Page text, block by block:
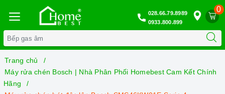
0
028.66.79.8989
0933.800.899
Trang chủ
Máy rửa chén Bosch | Nhà Phân Phối Homebest Cam Kết Chính
Hãng